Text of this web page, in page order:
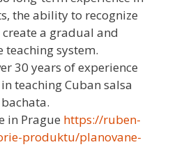
the ability to recognize
a gradual and
system.
30 years of experience
teaching Cuban salsa
in Prague https://ruben-
produktu/planovane-